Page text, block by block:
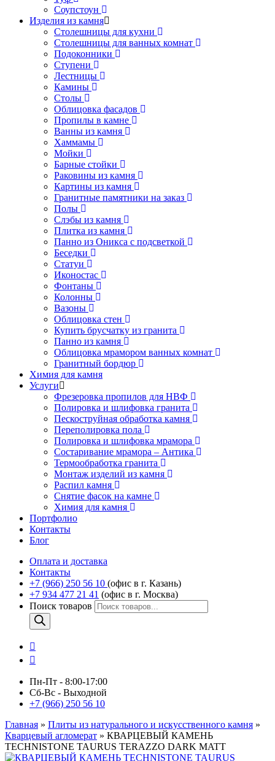
Соупстоун
Изделия из камня
Столешницы для кухни
Столешницы для ванных комнат
Подоконники
Ступени
Лестницы
Камины
Столы
Облицовка фасадов
Пропилы в камне
Ванны из камня
Хаммамы
Мойки
Барные стойки
Раковины из камня
Картины из камня
Гранитные памятники на заказ
Полы
Слэбы из камня
Плитка из камня
Панно из Оникса с подсветкой
Беседки
Статуи
Иконостас
Фонтаны
Колонны
Вазоны
Облицовка стен
Купить брусчатку из гранита
Панно из камня
Облицовка мрамором ванных комнат
Гранитный бордюр
Химия для камня
Услуги
Фрезеровка пропилов для НВФ
Полировка и шлифовка гранита
Пескоструйная обработка камня
Переполировка пола
Полировка и шлифовка мрамора
Состаривание мрамора – Антика
Термообработка гранита
Монтаж изделий из камня
Распил камня
Снятие фасок на камне
Химия для камня
Портфолио
Контакты
Блог
Оплата и доставка
Контакты
+7 (966) 250 56 10 (офис в г. Казань)
+7 934 477 21 41 (офис в г. Москва)
Поиск товаров
Пн-Пт - 8:00-17:00
Сб-Вс - Выходной
+7 (966) 250 56 10
Главная » Плиты из натурального и искусственного камня »
Кварцевый агломерат » КВАРЦЕВЫЙ КАМЕНЬ
TECHNISTONE TAURUS TERAZZO DARK MATT